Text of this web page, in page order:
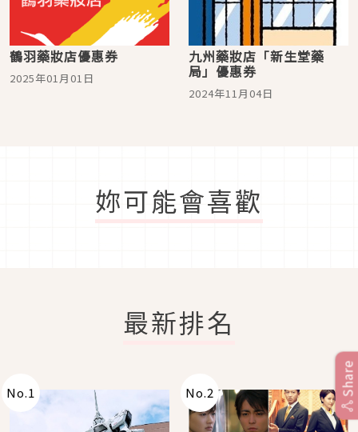
鶴羽藥妝店優惠券
2025年01月01日
九州藥妝店「新生堂藥
局」優惠券
2024年11月04日
妳可能會喜歡
最新排名
No.1 No.2 Share